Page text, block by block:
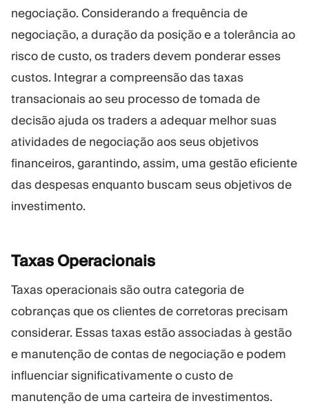
negociação. Considerando a frequência de
negociação, a duração da posição e a tolerância ao
risco de custo, os traders devem ponderar esses
custos. Integrar a compreensão das taxas
transacionais ao seu processo de tomada de
decisão ajuda os traders a adequar melhor suas
atividades de negociação aos seus objetivos
financeiros, garantindo, assim, uma gestão eficiente
das despesas enquanto buscam seus objetivos de
investimento.
Taxas Operacionais
Taxas operacionais são outra categoria de
cobranças que os clientes de corretoras precisam
considerar. Essas taxas estão associadas à gestão
e manutenção de contas de negociação e podem
influenciar significativamente o custo de
manutenção de uma carteira de investimentos.